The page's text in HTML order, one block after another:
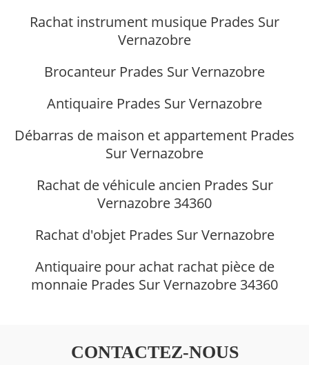
Rachat instrument musique Prades Sur
Vernazobre
Brocanteur Prades Sur Vernazobre
Antiquaire Prades Sur Vernazobre
Débarras de maison et appartement Prades
Sur Vernazobre
Rachat de véhicule ancien Prades Sur
Vernazobre 34360
Rachat d'objet Prades Sur Vernazobre
Antiquaire pour achat rachat pièce de
monnaie Prades Sur Vernazobre 34360
CONTACTEZ-NOUS